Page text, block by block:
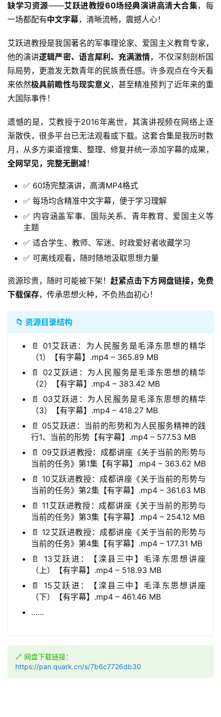
缺学习资源——艾跃进教授60场经典演讲高清大合集，每
一场都配有中文字幕，清晰流畅，震撼人心！
艾跃进教授是我国著名的军事理论家、爱国主义教育专家，
他的演讲逻辑严密、语言犀利、充满激情，不仅深刻剖析国
际局势，更激发无数青年的民族责任感。许多观点在今天看
来依然极具前瞻性与现实意义，甚至精准预判了近年来的重
大国际事件！
遗憾的是，艾教授于2016年离世，其演讲视频在网络上逐
渐散佚，很多平台已无法观看或下载。这套合集是我历时数
月，从多方渠道搜集、整理、修复并统一添加字幕的成果，
全网罕见，完整无删减！
✅ 60场完整演讲，高清MP4格式
✅ 每场均含精准中文字幕，便于学习理解
✅ 内容涵盖军事、国际关系、青年教育、爱国主义等
主题
✅ 适合学生、教师、军迷、时政爱好者收藏学习
✅ 可离线观看，随时随地汲取思想力量
资源珍贵，随时可能被下架！赶紧点击下方网盘链接，免费
下载保存，传承思想火种，不负热血初心！
📁 资源目录结构
📄 01艾跃进：为人民服务是毛泽东思想的精华
（1）【有字幕】.mp4 – 365.89 MB
📄 02艾跃进：为人民服务是毛泽东思想的精华
（2）【有字幕】.mp4 – 383.42 MB
📄 03艾跃进：为人民服务是毛泽东思想的精华
（3）【有字幕】.mp4 – 418.27 MB
📄 05艾跃进：当前的形势和为人民服务精神的践
行1、当前的形势【有字幕】.mp4 – 577.53 MB
📄 09艾跃进教授：成都讲座《关于当前的形势与
当前的任务》第1集【有字幕】.mp4 – 363.62 MB
📄 10艾跃进教授：成都讲座《关于当前的形势与
当前的任务》第2集【有字幕】.mp4 – 361.63 MB
📄 11艾跃进教授：成都讲座《关于当前的形势与
当前的任务》第3集【有字幕】.mp4 – 254.12 MB
📄 12艾跃进教授：成都讲座《关于当前的形势与
当前的任务》第4集【有字幕】.mp4 – 177.31 MB
📄 13艾跃进：【滦县三中】毛泽东思想讲座
（上）【有字幕】.mp4 – 518.93 MB
📄 15艾跃进：【滦县三中】毛泽东思想讲座
（下）【有字幕】.mp4 – 461.46 MB
……
🔗 网盘下载链接：
https://pan.quark.cn/s/7b6c7726db30